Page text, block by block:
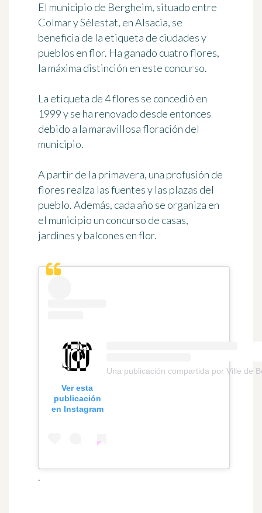
El municipio de Bergheim, situado entre
Colmar y Sélestat, en Alsacia, se
beneficia de la etiqueta de ciudades y
pueblos en flor. Ha ganado cuatro flores,
la máxima distinción en este concurso.
La etiqueta de 4 flores se concedió en
1999 y se ha renovado desde entonces
debido a la maravillosa floración del
municipio.
A partir de la primavera, una profusión de
flores realza las fuentes y las plazas del
pueblo. Además, cada año se organiza en
el municipio un concurso de casas,
jardines y balcones en flor.
Ver esta
publicación
en Instagram
Una publicación compartida por Ville de
.